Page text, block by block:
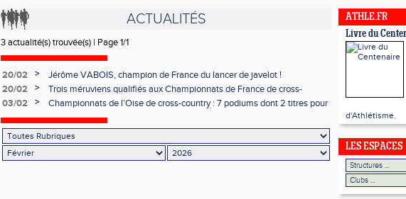
ACTUALITÉS
3 actualité(s) trouvée(s) | Page 1/1
20/02 >
Jérôme VABOIS, champion de France du lancer de javelot !
20/02
>
Trois méruviens qualifiés aux Championnats de France de cross-
country !
03/02 >
Championnats de l’Oise de cross-country : 7 podiums dont 2 titres pour
ATHLE.FR
Livre du
d'Athlétisme.
LES ESPACES